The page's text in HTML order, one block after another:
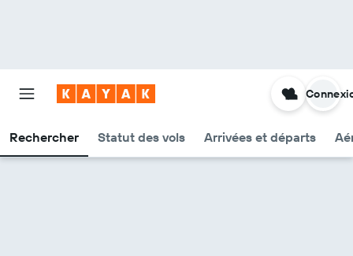
Rechercher Statut des vols Arrivées et départs